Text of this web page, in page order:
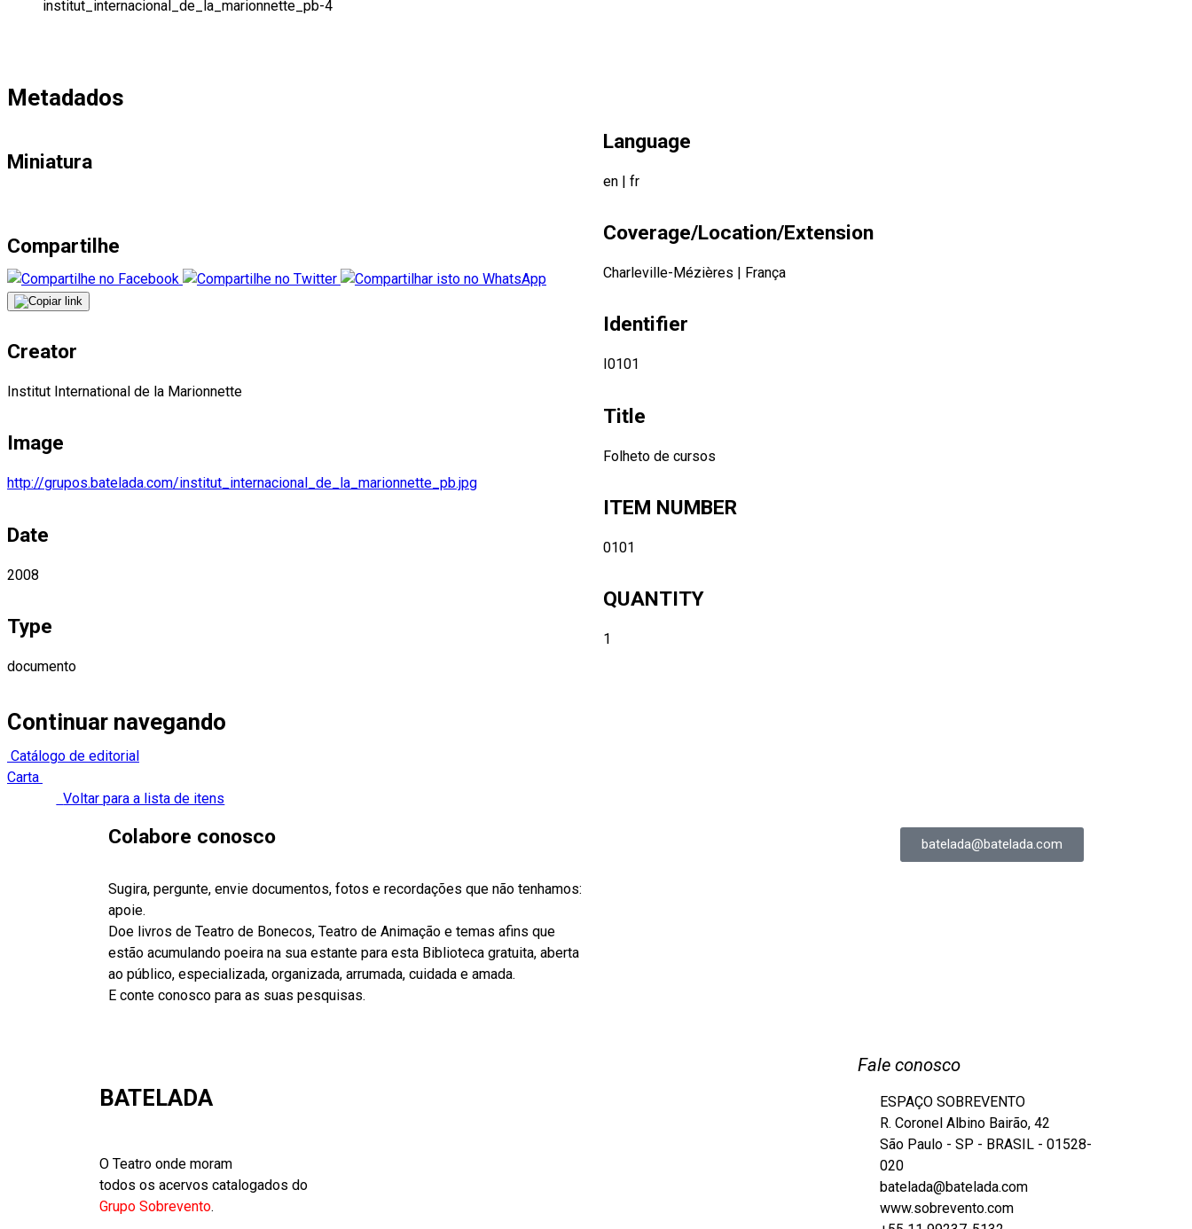
institut_internacional_de_la_marionnette_pb-4
Metadados
Miniatura
Compartilhe
Creator
Institut International de la Marionnette
Image
http://grupos.batelada.com/institut_internacional_de_la_marionnette_pb.jpg
Date
2008
Type
documento
Language
en | fr
Coverage/Location/Extension
Charleville-Mézières França
Identifier
I0101
Title
Folheto de cursos
ITEM NUMBER
0101
QUANTITY
1
Continuar navegando
Catálogo de editorial
Carta
Voltar para a lista de itens
Colabore conosco
Sugira, pergunte, envie documentos, fotos e recordações que não tenhamos:
apoie.
Doe livros de Teatro de Bonecos, Teatro de Animação e temas afins que
estão acumulando poeira na sua estante para esta Biblioteca gratuita, aberta
ao público, especializada, organizada, arrumada, cuidada e amada.
E conte conosco para as suas pesquisas.
batelada@batelada.com
BATELADA
O Teatro onde moram
todos os acervos catalogados do
Grupo Sobrevento.
Fale conosco
ESPAÇO SOBREVENTO
R. Coronel Albino Bairão, 42
São Paulo - SP - BRASIL - 01528-
020
batelada@batelada.com
www.sobrevento.com